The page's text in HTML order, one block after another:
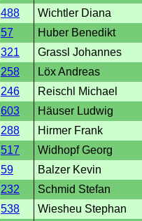
488
Wichtler Diana
57
Huber Benedikt
321
Grassl Johannes
258
Löx Andreas
246
Reischl Michael
603
Häuser Ludwig
288
Hirmer Frank
517
Widhopf Georg
59
Balzer Kevin
232
Schmid Stefan
538
Wiesheu Stephan